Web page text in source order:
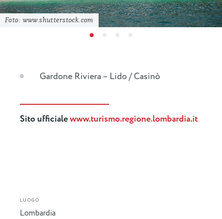
Foto: www.shutterstock.com
Gardone Riviera – Lido / Casinò
Sito ufficialewww.turismo.regione.lombardia.it
LUOGO
Lombardia